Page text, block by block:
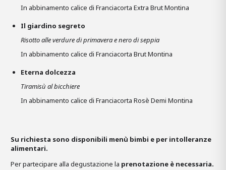
In abbinamento calice di Franciacorta Extra Brut Montina
Il giardino segreto
Risotto alle verdure di primavera e nero di seppia
In abbinamento calice di Franciacorta Brut Montina
Eterna dolcezza
Tiramisù al bicchiere
In abbinamento calice di Franciacorta Rosè Demi Montina
Su richiesta sono disponibili menù bimbi e per intolleranze
alimentari.
Per partecipare alla degustazione la prenotazione è necessaria.